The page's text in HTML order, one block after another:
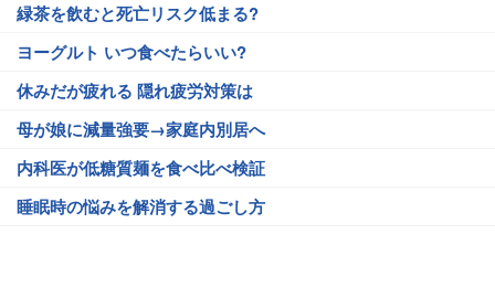
緑茶を飲むと死亡リスク低まる?
ヨーグルト いつ食べたらいい?
休みだが疲れる 隠れ疲労対策は
母が娘に減量強要→家庭内別居へ
内科医が低糖質麺を食べ比べ検証
睡眠時の悩みを解消する過ごし方